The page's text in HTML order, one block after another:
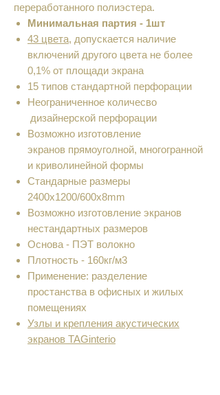
переработанного полиэстера.
Минимальная партия - 1шт
43 цвета, допускается наличие
включений другого цвета не более
0,1% от площади экрана
15 типов стандартной перфорации
Неограниченное количесво
дизайнерской перфорации
Возможно изготовление
экранов прямоуголной, многогранной
и криволинейной формы
Cтандарные размеры
2400х1200/600x8mm
Возможно изготовление экранов
нестандартных размеров
Основа - ПЭТ волокно
Плотность - 160кг/м3
Применение: разделение
простанства в офисных и жилых
помещениях
Узлы и крепления акустических
экранов TAGinterio